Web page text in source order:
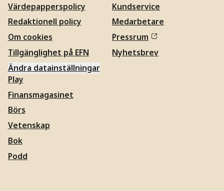
Värdepapperspolicy
Redaktionell policy
Om cookies
Tillgänglighet på EFN
Ändra datainställningar
Kundservice
Medarbetare
Pressrum
Nyhetsbrev
Play
Finansmagasinet
Börs
Vetenskap
Bok
Podd